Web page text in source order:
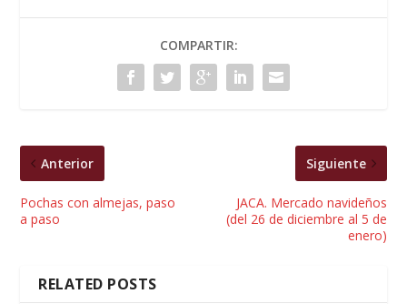
COMPARTIR:
Anterior
Pochas con almejas, paso
a paso
Siguiente
JACA. Mercado navideños
(del 26 de diciembre al 5 de
enero)
RELATED POSTS